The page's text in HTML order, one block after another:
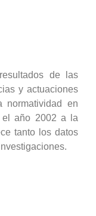
de las
y actuaciones
normatividad en
el año 2002 a la
tanto los datos